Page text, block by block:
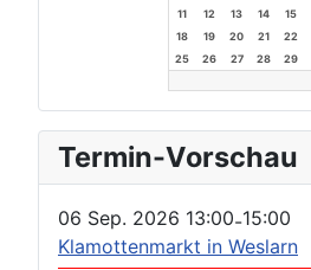
11
12 13 14 15
18
19 20 21 22
25
26 27 28 29
Termin-Vorschau
06 Sep. 2026 13:00-15:00
Klamottenmarkt in Weslarn